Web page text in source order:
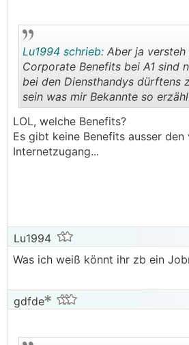
..
Lu1994 schrieb: Aber ja versteh
Corporate Benefits bei A1 sind
bei den Diensthandys dürftens
sein was mir Bekannte so
LOL, welche Benefits?
Es gibt keine Benefits ausser den
Internetzugang...
Lu1994
Was ich weiß könnt ihr zb ein
gdfde